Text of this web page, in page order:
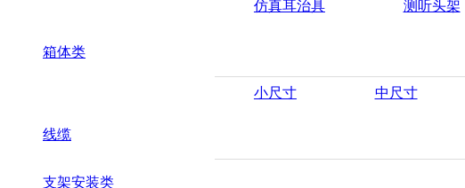
仿真耳治具 测听头架
箱体类
小尺寸 中尺寸
线缆
支架安装类